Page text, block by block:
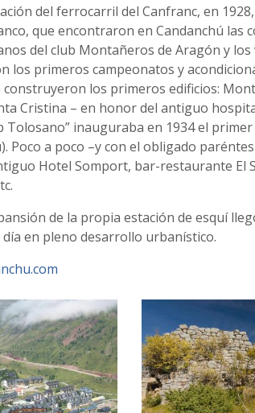
del ferrocarril del Canfranc, en
que encontraron en Candanchú las
del club Montañeros de Aragón y los
los primeros campeonatos y
construyeron los primeros edificios:
Cristina – en honor del antiguo
Tolosano” inauguraba en 1934 el
Poco a poco –y con el obligado
Hotel Somport, bar-restaurante El
de la propia estación de esquí
en pleno desarrollo urbanístico.